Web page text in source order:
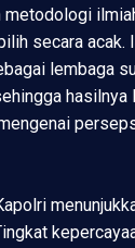
metodologi
secara acak.
lembaga
hasilnya